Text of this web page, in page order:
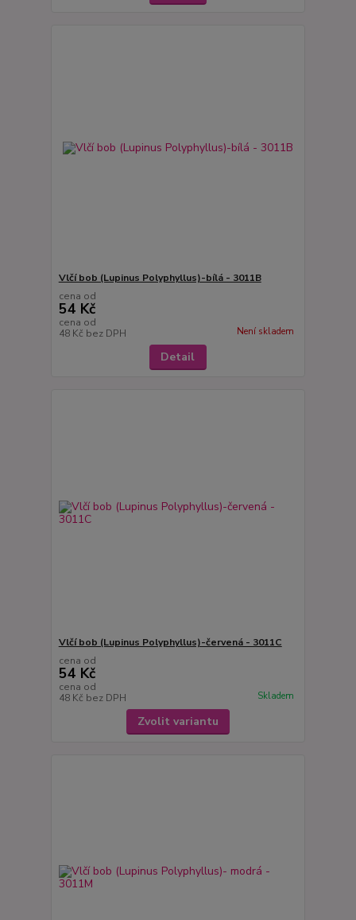
Vlčí bob (Lupinus Polyphyllus)-bílá - 3011B
cena od
54 Kč
cena od
48 Kč bez DPH Není skladem
Detail
Vlčí bob (Lupinus Polyphyllus)-červená - 3011C
cena od
54 Kč
cena od
48 Kč bez DPH Skladem
Zvolit variantu